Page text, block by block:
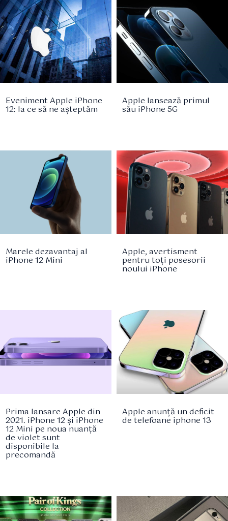
Eveniment Apple iPhone
12: la ce să ne așteptăm
Apple lansează primul
său iPhone 5G
Marele dezavantaj al
iPhone 12 Mini
Apple, avertisment
pentru toți posesorii
noului iPhone
Prima lansare Apple din
2021. iPhone 12 și iPhone
12 Mini pe noua nuanță
de violet sunt
disponibile la
precomandă
Apple anunță un deficit
de telefoane iphone 13